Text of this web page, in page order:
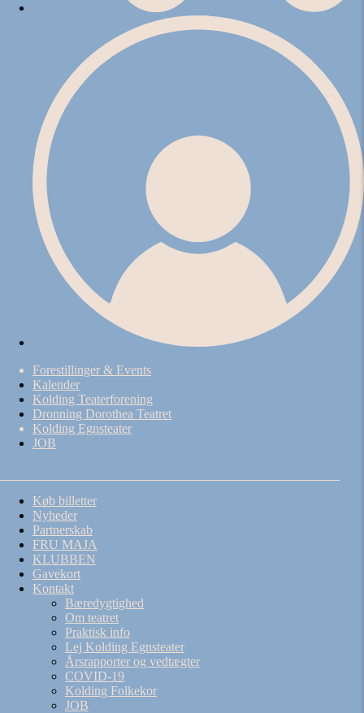
Forestillinger & Events
Kalender
Kolding Teaterforening
Dronning Dorothea Teatret
Kolding Egnsteater
JOB
Køb billetter
Nyheder
Partnerskab
FRU MAJA
KLUBBEN
Gavekort
Kontakt
Bæredygtighed
Om teatret
Praktisk info
Lej Kolding Egnsteater
Årsrapporter og vedtægter
COVID-19
Kolding Folkekor
JOB